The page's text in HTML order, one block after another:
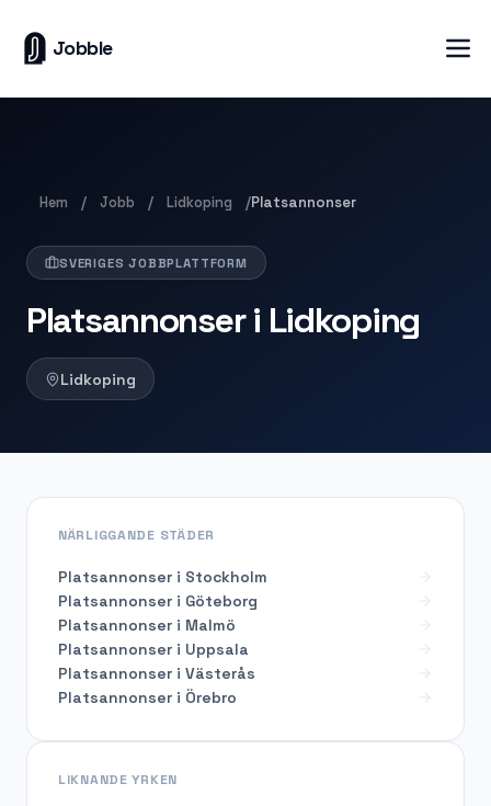
Jobble
Hem / Jobb / Lidkoping /Platsannonser
SVERIGES JOBBPLATTFORM
Platsannonser i Lidkoping
Lidkoping
NÄRLIGGANDE STÄDER
Platsannonser i Stockholm
Platsannonser i Göteborg
Platsannonser i Malmö
Platsannonser i Uppsala
Platsannonser i Västerås
Platsannonser i Örebro
LIKNANDE YRKEN